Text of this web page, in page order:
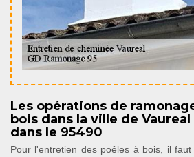
Les opérations de
bois dans la ville de
dans le 95490
Pour l'entretien des poêles à bois, il